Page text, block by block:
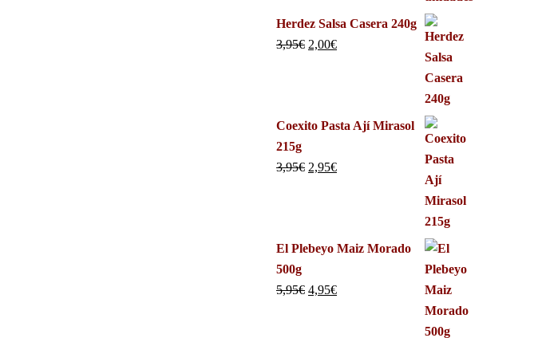
Herdez Salsa Casera 240g
3,95€ 2,00€
Coexito Pasta Ají Mirasol
215g
3,95€ 2,95€
El Plebeyo Maiz Morado
500g
5,95€ 4,95€